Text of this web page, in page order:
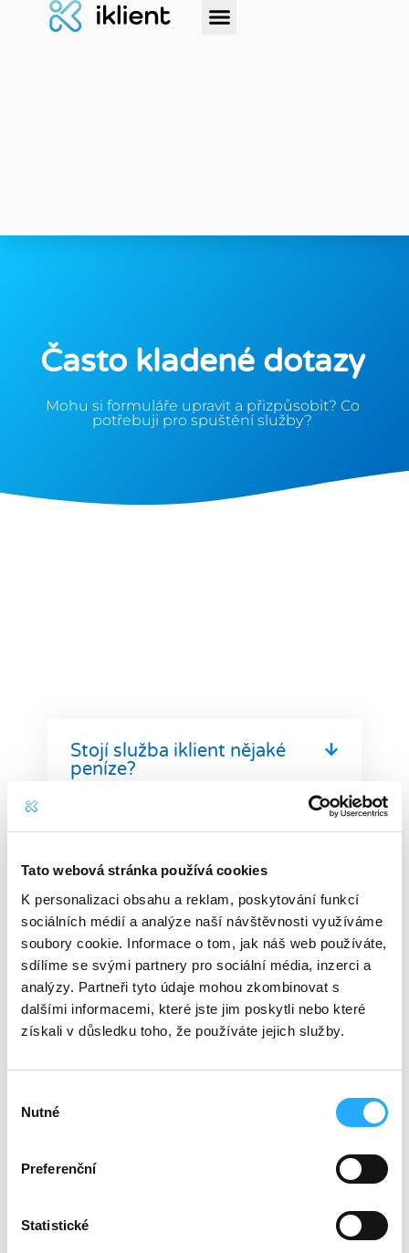
Tato webová stránka používá cookies
K personalizaci obsahu a reklam, poskytování funkcí
sociálních médií a analýze naší návštěvnosti využíváme
soubory cookie. Informace o tom, jak náš web používáte,
sdílíme se svými partnery pro sociální média, inzerci a
analýzy. Partneři tyto údaje mohou zkombinovat s
dalšími informacemi, které jste jim poskytli nebo které
získali v důsledku toho, že používáte jejich služby.
souhlasu
Nutné
Preferenční
Statistické
Často kladené dotazy
Mohu si formuláře upravit a přizpůsobit? Co
potřebuji pro spuštění služby?
Stojí služba iklient nějaké
peníze?
vlastní iPady / tablet?
Mohu si formuláře upravit a
přizpůsobit?
Problémy s doručením SMS